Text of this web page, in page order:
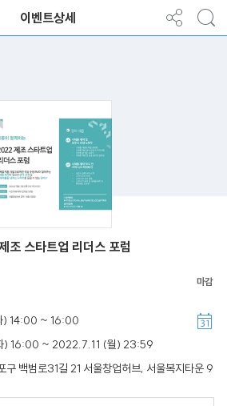
이벤트상세
조 스타트업 리더스 포럼
) 14:00 ~ 16:00
) 16:00 ~ 2022.7.11 (월) 23:59
구 백범로31길 21 서울창업허브, 서울복지타운 9